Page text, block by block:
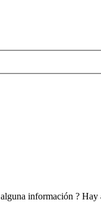
información ?